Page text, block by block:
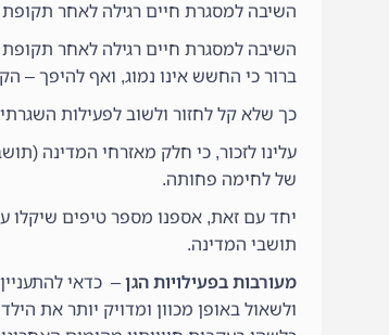
השיבה למסגרת חיים רגילה לאחר תקופת
השיבה למסגרת חיים רגילה לאחר
ברור כי החשש אינו נמוג, ואף להיפך –
כך שלא קל לחזור ולשוב לפעילות
עלינו לזכור, כי חלק מאזרחי המדינה
של לחימה פחותה.
יחד עם זאת, אספנו מספר טיפים שיקלו
תושבי המדינה.
מעורבות בפעילויות הגן – כדאי
ולשאול באופן מכוון ומדויק יותר את